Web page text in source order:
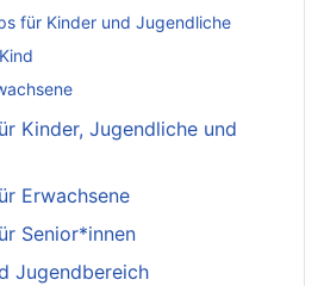
für Kinder und Jugendliche
Kinder, Jugendliche und
Erwachsene
Senior*innen
Jugendbereich